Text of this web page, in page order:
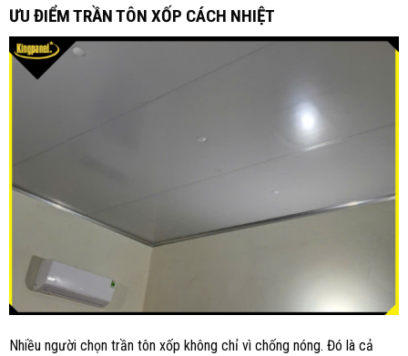
ƯU ĐIỂM TRẦN TÔN XỐP CÁCH NHIỆT
Nhiều người chọn trần tôn xốp không chỉ vì chống nóng. Đó là cả